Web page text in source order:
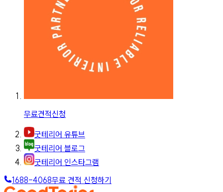
무료견적신청
굿테리어 유튜브
굿테리어 블로그
굿테리어 인스타그램
1688-4068무료 견적 신청하기